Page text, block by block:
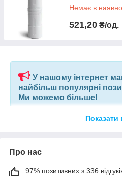
Немає в
521,20 ₴/од.
У нашому інтернет
найбільш популярні
Ми можемо більше!
Якщо ви шукаєте конкретну
вашим запитом, або аналоги
+380675038212(VIBER) |
Показати
Про нас
97% позитивних з 336